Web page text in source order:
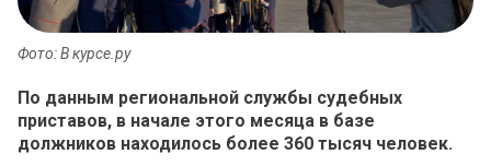
Фото: В курсе.ру
По данным региональной службы судебных
приставов, в начале этого месяца в базе
должников находилось более 360 тысяч человек.